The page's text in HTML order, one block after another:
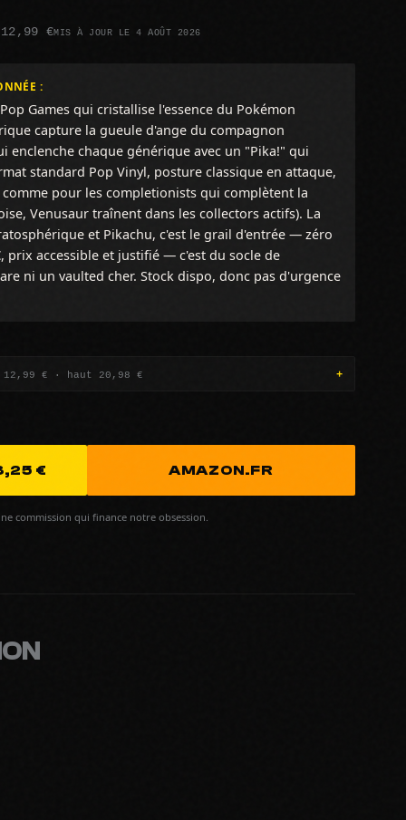
€MIS À JOUR LE 4 AOÛT 2026
:
Games qui cristallise l'essence du Pokémon
capture la gueule d'ange du compagnon
enclenche chaque générique avec un "Pika!" qui
standard Pop Vinyl, posture classique en attaque,
pour les completionists qui complètent la
Venusaur traînent dans les collectors actifs). La
et Pikachu, c'est le grail d'entrée — zéro
prix accessible et justifié — c'est du socle de
ni un vaulted cher. Stock dispo, donc pas d'urgence
12,99 € · haut 20,98 €
€ AMAZON.FR
commission qui finance notre obsession.